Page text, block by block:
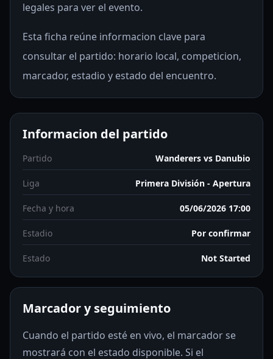
legales para ver el evento.
Esta ficha reúne informacion clave para
consultar el partido: horario local, competicion,
marcador, estadio y estado del encuentro.
Informacion del partido
Partido Wanderers vs Danubio
Liga Primera División - Apertura
Fecha y hora 05/06/2026 17:00
Estadio Por confirmar
Estado Not Started
Marcador y seguimiento
Cuando el partido esté en vivo, el marcador se
mostrará con el estado disponible. Si el